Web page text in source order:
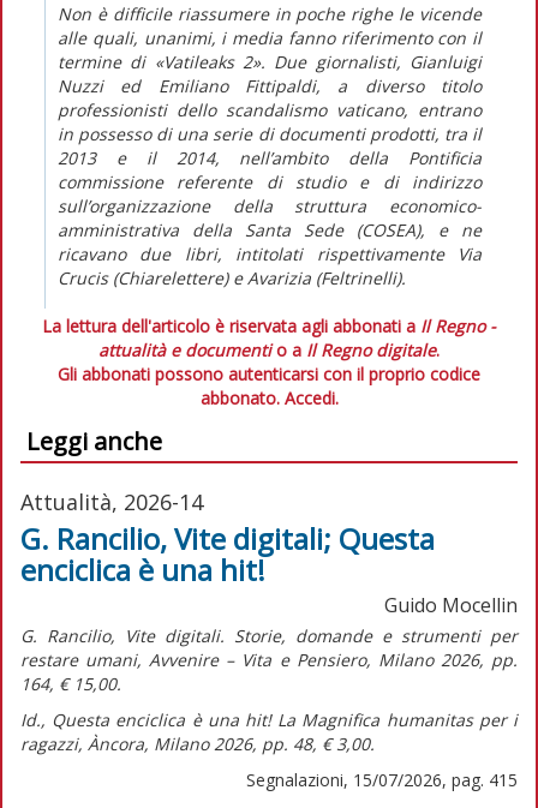
Non è difficile riassumere in poche righe le vicende
alle quali, unanimi, i media fanno riferimento con il
termine di «Vatileaks 2». Due giornalisti, Gianluigi
Nuzzi ed Emiliano Fittipaldi, a diverso titolo
professionisti dello scandalismo vaticano, entrano
in possesso di una serie di documenti prodotti, tra il
2013 e il 2014, nell’ambito della Pontificia
commissione referente di studio e di indirizzo
sull’organizzazione della struttura economico-
amministrativa della Santa Sede (COSEA), e ne
ricavano due libri, intitolati rispettivamente Via
Crucis (Chiarelettere) e Avarizia (Feltrinelli).
La lettura dell'articolo è riservata agli abbonati a Il Regno -
attualità e documentio a Il Regno digitale.
Gli abbonati possono autenticarsi con il proprio codice
abbonato. Accedi.
Leggi anche
Attualità, 2026-14
G. Rancilio, Vite digitali; Questa
enciclica è una hit!
Guido Mocellin
G. Rancilio, Vite digitali. Storie, domande e strumenti per
restare umani, Avvenire – Vita e Pensiero, Milano 2026, pp.
164, € 15,00.
Id., Questa enciclica è una hit! La Magnifica humanitas per i
ragazzi, Àncora, Milano 2026, pp. 48, € 3,00.
Segnalazioni, 15/07/2026, pag. 415